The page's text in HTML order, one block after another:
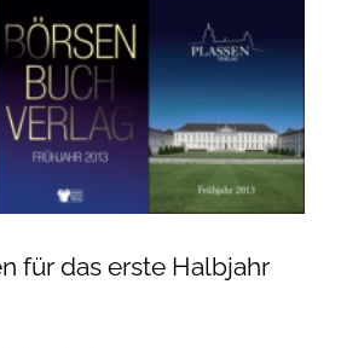
für das erste Halbjahr